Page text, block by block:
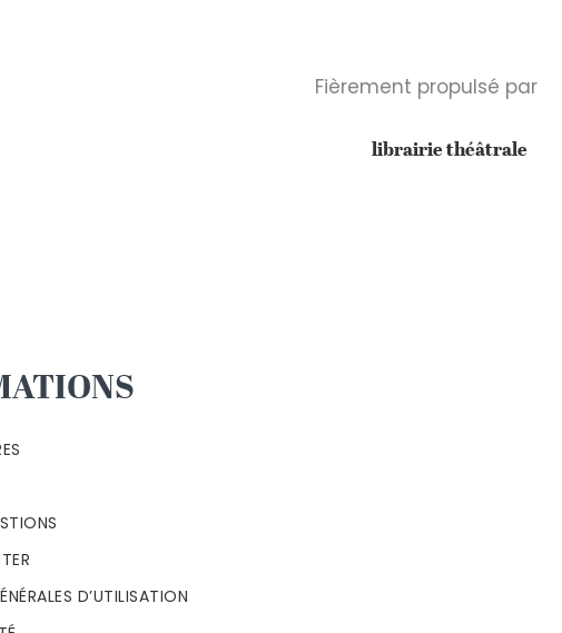
Fièrement propulsé par
librairie théâtrale
D’UTILISATION